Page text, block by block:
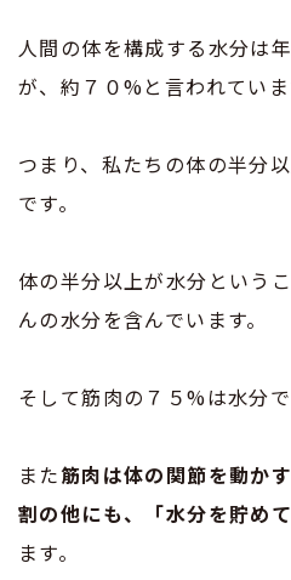
人間の体を構成する水分は
が、約７０%と言われていま
つまり、私たちの体の半分
です。
体の半分以上が水分という
んの水分を含んでいます。
そして筋肉の７５%は水分
また筋肉は体の関節を動か
割の他にも、「水分を貯め
ます。